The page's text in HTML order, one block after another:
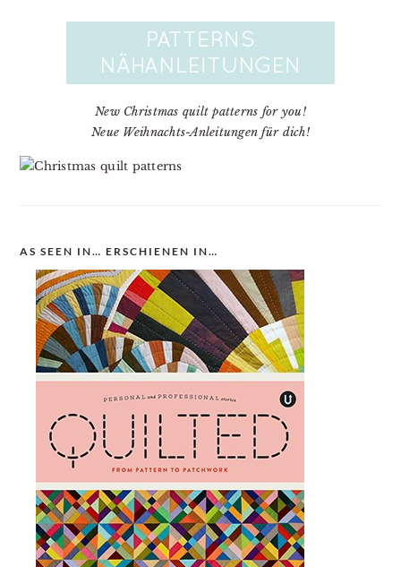
New Christmas quilt patterns for you!
Neue Weihnachts-Anleitungen für dich!
AS SEEN IN… ERSCHIENEN IN…